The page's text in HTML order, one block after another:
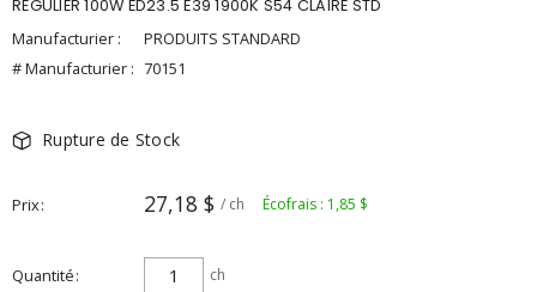
RÉGULIER 100W ED23.5 E39 1900K S54 CLAIRE STD
Manufacturier :
PRODUITS STANDARD
# Manufacturier : 70151
Rupture de Stock
Prix 27,18 $ / ch Écofrais : 1,85 $
Quantité ch